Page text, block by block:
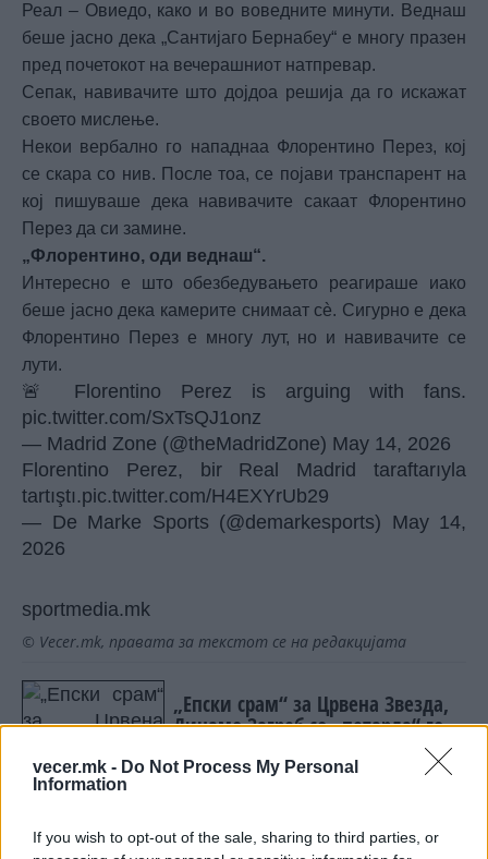
vecer.mk - Do Not Process My Personal
Information
If you wish to opt-out of the sale, sharing to third parties, or
Реал – Овиедо, како и во воведните минути. Веднаш
беше јасно дека „Сантијаго Бернабеу“ е многу празен
пред почетокот на вечерашниот натпревар.
Сепак, навивачите што дојдоа решија да го искажат
своето мислење.
Некои вербално го нападнаа Флорентино Перез, кој
се скара со нив. После тоа, се појави транспарент на
кој пишуваше дека навивачите сакаат Флорентино
Перез да си замине.
„Флорентино, оди веднаш“.
Интересно е што обезбедувањето реагираше иако
беше јасно дека камерите снимаат сè. Сигурно е дека
Флорентино Перез е многу лут, но и навивачите се
лути.
🚨 Florentino Perez is arguing with fans.
pic.twitter.com/SxTsQJ1onz
— Madrid Zone (@theMadridZone) May 14, 2026
Florentino Perez, bir Real Madrid taraftarıyla
tartıştı.pic.twitter.com/H4EXYrUb29
— De Marke Sports (@demarkesports) May 14,
2026
sportmedia.mk
© Vecer.mk, правата за текстот се на редакцијата
„Епски срам“ за Црвена Звезда,
Динамо Загреб со „петарда“ го
позајмица во Ајакс